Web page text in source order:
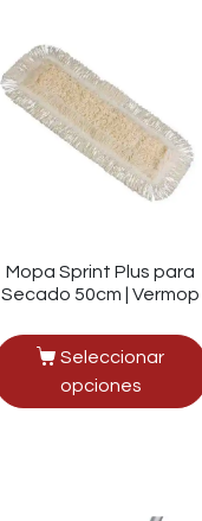
Mopa Sprint Plus para
Secado 50cm | Vermop
Seleccionar
opciones